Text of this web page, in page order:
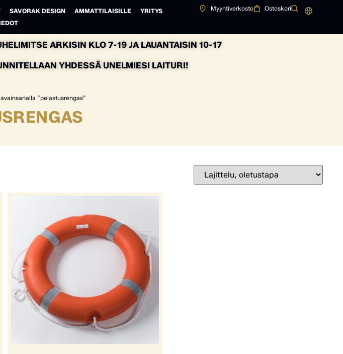
SAVORAK DESIGN AMMATTILAISILLE
YRITYS
Myyntiverkosto Ostoskori
ARKISIN KLO 7-19 JA LAUANTAISIN 10-17
YHDESSÄ UNELMIESI LAITURI!
“pelastusrengas”